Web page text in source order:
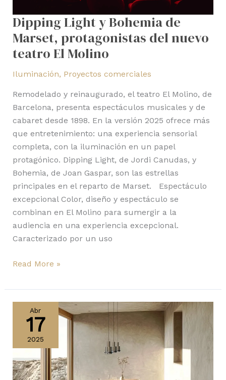
Dipping Light y Bohemia de
Marset, protagonistas del nuevo
teatro El Molino
Iluminación, Proyectos comerciales
Remodelado y reinaugurado, el teatro El Molino, de
Barcelona, presenta espectáculos musicales y de
cabaret desde 1898. En la versión 2025 ofrece más
que entretenimiento: una experiencia sensorial
completa, con la iluminación en un papel
protagónico. Dipping Light, de Jordi Canudas, y
Bohemia, de Joan Gaspar, son las estrellas
principales en el reparto de Marset. Espectáculo
excepcional Color, diseño y espectáculo se
combinan en El Molino para sumergir a la
audiencia en una experiencia excepcional.
Caracterizado por un uso
Molino
Read More »
Abr
17
2025
DCWéditions
aporta
luz
precisa
y